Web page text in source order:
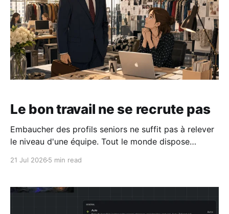
Le bon travail ne se recrute pas
Embaucher des profils seniors ne suffit pas à relever
le niveau d'une équipe. Tout le monde dispose
pour la plupart des entreprises.
21 Jul 2026 5 min read